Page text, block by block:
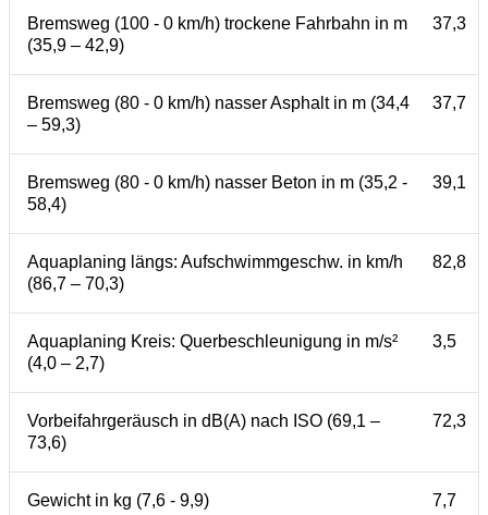
Bremsweg (100 - 0 km/h) trockene Fahrbahn in m
(35,9 – 42,9)
37,3
Bremsweg (80 - 0 km/h) nasser Asphalt in m (34,4
– 59,3)
37,7
Bremsweg (80 - 0 km/h) nasser Beton in m (35,2 -
58,4)
39,1
Aquaplaning längs: Aufschwimmgeschw. in km/h
(86,7 – 70,3)
82,8
Aquaplaning Kreis: Querbeschleunigung in m/s²
(4,0 – 2,7)
3,5
Vorbeifahrgeräusch in dB(A) nach ISO (69,1 –
73,6)
72,3
Gewicht in kg (7,6 - 9,9) 7,7